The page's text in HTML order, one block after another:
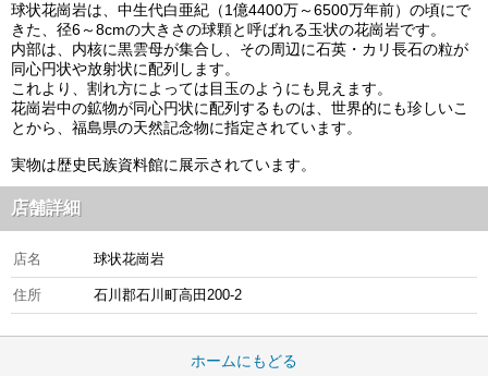
球状花崗岩は、中生代白亜紀（1億4400万～6500万年前）の頃にで
きた、径6～8cmの大きさの球顆と呼ばれる玉状の花崗岩です。
内部は、内核に黒雲母が集合し、その周辺に石英・カリ長石の粒が
同心円状や放射状に配列します。
これより、割れ方によっては目玉のようにも見えます。
花崗岩中の鉱物が同心円状に配列するものは、世界的にも珍しいこ
とから、福島県の天然記念物に指定されています。
実物は歴史民族資料館に展示されています。
店舗詳細
店名 球状花崗岩
住所 石川郡石川町高田200-2
ホームにもどる